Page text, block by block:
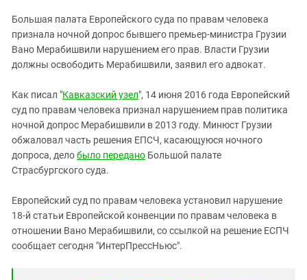
КАВКАЗ ЗА ПАЛЕСТИНУ
ИНАКОМЫСЛИЕ В ЧЕЧНЕ
ПРЕСЛЕДОВАНИЕ АКТИВИСТОВ
МОБИЛИЗАЦИЯ И ПРОТЕСТЫ
Ингушетия
Кабардино-Балкария
Карачаево-Черкесия
Краснодарский край
Нагорный Карабах
Российская Федерация
Северная Осетия - Алания
Ставропольский край
Большая палата Европейского суда по правам человека
признала ночной допрос бывшего премьер-министра Грузии
Вано Мерабишвили нарушением его прав. Власти Грузии
должны освободить Мерабишвили, заявил его адвокат.
Как писал "Кавказский узел", 14 июня 2016 года Европейский
суд по правам человека признал нарушением прав политика
ночной допрос Мерабишвили в 2013 году. Минюст Грузии
обжаловал часть решения ЕПСЧ, касающуюся ночного
допроса, делобыло передано Большой палате
Страсбургского суда.
Европейский суд по правам человека установил нарушение
18-й статьи Европейской конвенции по правам человека в
отношении Вано Мерабишвили, со ссылкой на решение ЕСПЧ
сообщает сегодня "ИнтерПрессНьюс".